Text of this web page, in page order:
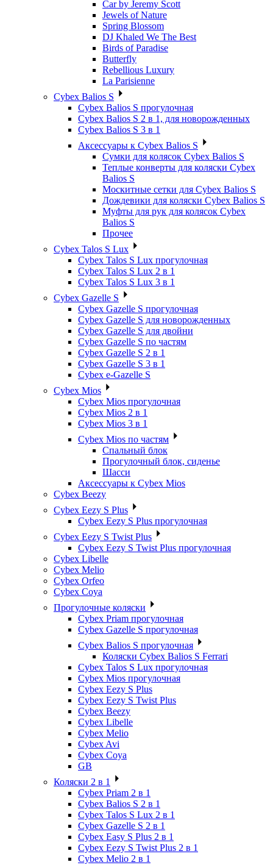
Car by Jeremy Scott
Jewels of Nature
Spring Blossom
DJ Khaled We The Best
Birds of Paradise
Butterfly
Rebellious Luxury
La Parisienne
Cybex Balios S
Cybex Balios S прогулочная
Cybex Balios S 2 в 1, для новорожденных
Cybex Balios S 3 в 1
Аксессуары к Cybex Balios S
Сумки для колясок Cybex Balios S
Теплые конверты для коляски Cybex
Balios S
Москитные сетки для Cybex Balios S
Дождевики для коляски Cybex Balios S
Муфты для рук для колясок Cybex
Balios S
Прочее
Cybex Talos S Lux
Cybex Talos S Lux прогулочная
Cybex Talos S Lux 2 в 1
Cybex Talos S Lux 3 в 1
Cybex Gazelle S
Cybex Gazelle S прогулочная
Cybex Gazelle S для новорожденных
Cybex Gazelle S для двойни
Cybex Gazelle S по частям
Cybex Gazelle S 2 в 1
Cybex Gazelle S 3 в 1
Cybex e-Gazelle S
Cybex Mios
Cybex Mios прогулочная
Cybex Mios 2 в 1
Cybex Mios 3 в 1
Cybex Mios по частям
Спальный блок
Прогулочный блок, сиденье
Шасси
Аксессуары к Cybex Mios
Cybex Beezy
Cybex Eezy S Plus
Cybex Eezy S Plus прогулочная
Cybex Eezy S Twist Plus
Cybex Eezy S Twist Plus прогулочная
Cybex Libelle
Cybex Melio
Cybex Orfeo
Cybex Coya
Прогулочные коляски
Cybex Priam прогулочная
Cybex Gazelle S прогулочная
Cybex Balios S прогулочная
Коляски Cybex Balios S Ferrari
Cybex Talos S Lux прогулочная
Cybex Mios прогулочная
Cybex Eezy S Plus
Cybex Eezy S Twist Plus
Cybex Beezy
Cybex Libelle
Cybex Melio
Cybex Avi
Cybex Coya
GB
Коляски 2 в 1
Cybex Priam 2 в 1
Cybex Balios S 2 в 1
Cybex Talos S Lux 2 в 1
Cybex Gazelle S 2 в 1
Cybex Easy S Plus 2 в 1
Cybex Eezy S Twist Plus 2 в 1
Cybex Melio 2 в 1